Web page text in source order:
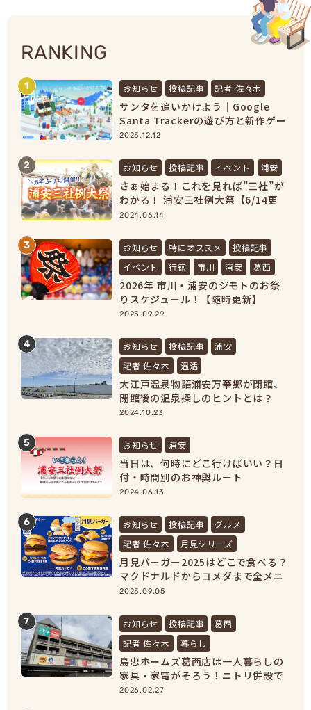
RANKING
1 お知らせ 投稿記事 記者 佐々木
サンタを追いかけよう｜Google
Santa Trackerの遊び方と新作ゲー
ムまとめ【2025最新】
2025.12.12
2 お知らせ 投稿記事 イベント 浦安
さぁ始まる！これを見れば”三社”が
わかる！ 浦安三社例大祭【6/14更
新】
2024.06.14
3 お知らせ 特にオススメ
投稿記事
イベント
行徳 市川 浦安 葛西
2026年 市川・浦安のジモトのお祭
りスケジュール！【随時更新】
2025.09.29
4 お知らせ 投稿記事
浦安
記者 佐々木
温活
大江戸温泉物語浦安万華郷が閉館、
閉館後の温泉探しのヒントとは？
【浦安市民必見！】
2024.10.23
5 お知らせ 浦安
当日は、何時にどこ行けばいい？日
付・時間別のお神輿ルート
2024.06.13
6 お知らせ 投稿記事
グルメ
記者 佐々木
月見シリーズ
月見バーガー2025はどこで食べる？
マクドナルドからコメダまで全メニ
ュー紹介！
2025.09.05
7 お知らせ 投稿記事
葛西
記者 佐々木
暮らし
島忠ホームズ葛西店は一人暮らしの
家具・家電がそろう！ニトリ併設で
新生活準備が完結
2026.02.27